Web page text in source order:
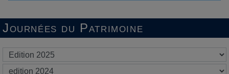
Journées du Patrimoine